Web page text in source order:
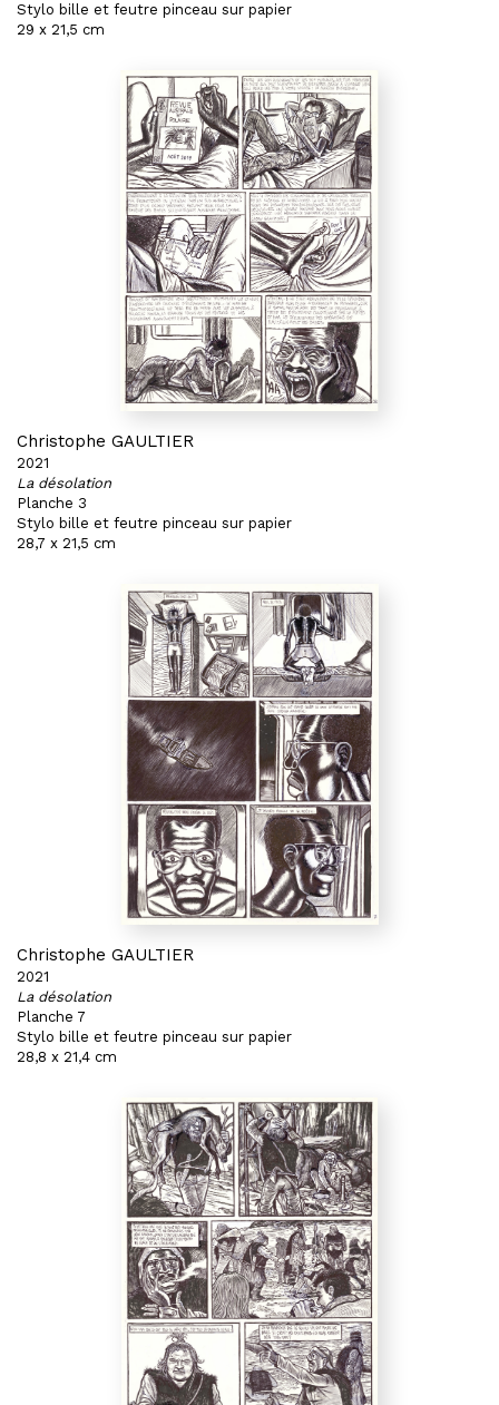
Stylo bille et feutre pinceau sur papier
29 x 21,5 cm
Christophe GAULTIER
2021
La désolation
Planche 3
Stylo bille et feutre pinceau sur papier
28,7 x 21,5 cm
Christophe GAULTIER
2021
La désolation
Planche 7
Stylo bille et feutre pinceau sur papier
28,8 x 21,4 cm